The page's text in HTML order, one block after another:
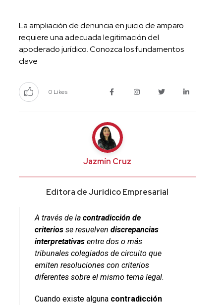
La ampliación de denuncia en juicio de amparo
requiere una adecuada legitimación del
apoderado jurídico. Conozca los fundamentos
clave
0 Likes
Jazmín Cruz
Editora de Jurídico Empresarial
A través de la contradicción de
criterios se resuelven discrepancias
interpretativas entre dos o más
tribunales colegiados de circuito que
emiten resoluciones con criterios
diferentes sobre el mismo tema legal.
Cuando existe alguna contradicción